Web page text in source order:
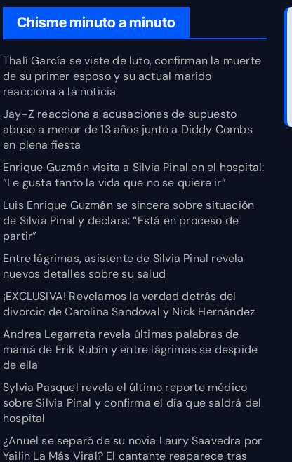
Chisme minuto a minuto
Thalí García se viste de luto, confirman la muerte
de su primer esposo y su actual marido
reacciona a la noticia
Jay-Z reacciona a acusaciones de supuesto
abuso a menor de 13 años junto a Diddy Combs
en plena fiesta
Enrique Guzmán visita a Silvia Pinal en el hospital:
“Le gusta tanto la vida que no se quiere ir”
Luis Enrique Guzmán se sincera sobre situación
de Silvia Pinal y declara: “Está en proceso de
partir”
Entre lágrimas, asistente de Silvia Pinal revela
nuevos detalles sobre su salud
¡EXCLUSIVA! Revelamos la verdad detrás del
divorcio de Carolina Sandoval y Nick Hernández
Andrea Legarreta revela últimas palabras de
mamá de Erik Rubín y entre lágrimas se despide
de ella
Sylvia Pasquel revela el último reporte médico
sobre Silvia Pinal y confirma el día que saldrá del
hospital
¿Anuel se separó de su novia Laury Saavedra por
Yailin La Más Viral? El cantante reaparece tras